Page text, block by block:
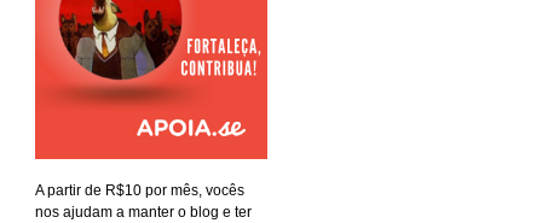
A partir de R$10 por mês, vocês
nos ajudam a manter o blog e ter